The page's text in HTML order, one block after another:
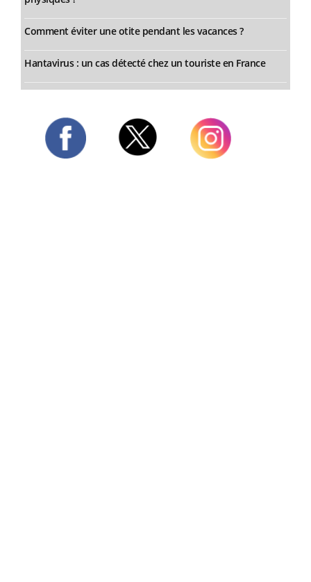
Comment éviter une otite pendant les vacances ?
Hantavirus : un cas détecté chez un touriste en France